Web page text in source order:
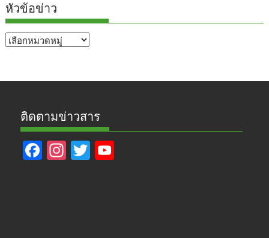
หัวข้อข่าว
หัวข้อ
ติดตามข่าวสาร
F In T